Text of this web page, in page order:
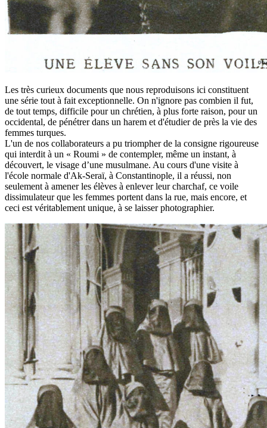
Les très curieux documents que nous reproduisons ici constituent
une série tout à fait exceptionnelle. On n'ignore pas combien il fut,
de tout temps, difficile pour un chrétien, à plus forte raison, pour un
occidental, de pénétrer dans un harem et d'étudier de près la vie des
femmes turques.
L'un de nos collaborateurs a pu triompher de la consigne rigoureuse
qui interdit à un « Roumi » de contempler, même un instant, à
découvert, le visage d’une musulmane. Au cours d'une visite à
l'école normale d'Ak-Seraï, à Constantinople, il a réussi, non
seulement à amener les élèves à enlever leur charchaf, ce voile
dissimulateur que les femmes portent dans la rue, mais encore, et
ceci est véritablement unique, à se laisser photographier.